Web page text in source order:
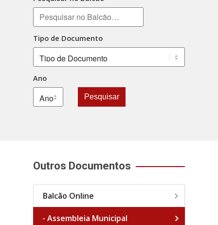
Tipo de Documento
Ano
Pesquisar
Outros Documentos
Balcão Online
- Assembleia Municipal